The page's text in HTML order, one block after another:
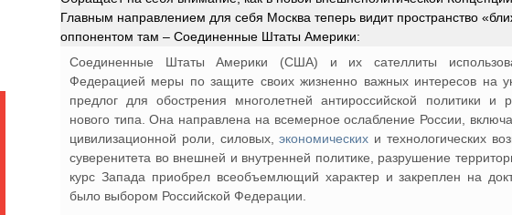
Главным направлением для себя Москва теперь видит пространство
оппонентом там – Соединенные Штаты Америки:
Соединенные Штаты Америки (США) и их сателлиты
Федерацией меры по защите своих жизненно важных интересов на
предлог для обострения многолетней антироссийской политики и
нового типа. Она направлена на всемерное ослабление России,
цивилизационной роли, силовых,экономических и технологических
суверенитета во внешней и внутренней политике, разрушение
курс Запада приобрел всеобъемлющий характер и закреплен на
было выбором Российской Федерации.